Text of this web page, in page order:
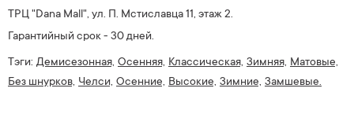
ТРЦ "Dana Mall", ул. П. Мстиславца 11, этаж 2.
Гарантийный срок - 30 дней.
Тэги: Демисезонная, Осенняя, Классическая, Зимняя, Матовые,
Без шнурков, Челси, Осенние, Высокие, Зимние, Замшевые.